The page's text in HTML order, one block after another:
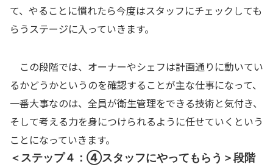
て、やることに慣れたら今度はスタッフにチェックしても
らうステージに入っていきます。
この段階では、オーナーやシェフは計画通りに動いてい
るかどうかというのを確認することが主な仕事になって、
一番大事なのは、全員が衛生管理をできる技術と気付き、
そして考える力を身につけられるように任せていくという
ことになっていきます。
＜ステップ４：④スタッフにやってもらう＞段階